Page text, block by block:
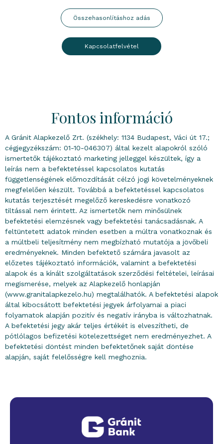
Összehasonlításhoz adás
Kapcsolatfelvétel
Fontos információ
A Gránit Alapkezelő Zrt. (székhely: 1134 Budapest, Váci út 17.;
cégjegyzékszám: 01-10-046307) által kezelt alapokról szóló
ismertetők tájékoztató marketing jelleggel készültek, így a
leírás nem a befektetéssel kapcsolatos kutatás
függetlenségének előmozdítását célzó jogi követelményeknek
megfelelően készült. Továbbá a befektetéssel kapcsolatos
kutatás terjesztését megelőző kereskedésre vonatkozó
tiltással nem érintett. Az ismertetők nem minősülnek
befektetési elemzésnek vagy befektetési tanácsadásnak. A
feltüntetett adatok minden esetben a múltra vonatkoznak és
a múltbeli teljesítmény nem megbízható mutatója a jövőbeli
eredményeknek. Minden befektető számára javasolt az
előzetes tájékoztató információk, valamint a befektetési
alapok és a kínált szolgáltatások szerződési feltételei, leírásai
megismerése, melyek az Alapkezelő honlapján
(www.granitalapkezelo.hu) megtalálhatók. A befektetési alapok
által kibocsátott befektetési jegyek árfolyamai a piaci
folyamatok alapján pozitív és negatív irányba is változhatnak.
A befektetési jegy akár teljes értékét is elveszítheti, de
pótlólagos befizetési kötelezettséget nem eredményezhet. A
befektetési döntést minden befektetőnek saját döntése
alapján, saját felelősségre kell meghoznia.